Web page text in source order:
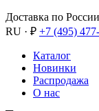
Доставка по
RU · ₽ +7 (495)
Каталог
Новинки
Распродажа
О нас